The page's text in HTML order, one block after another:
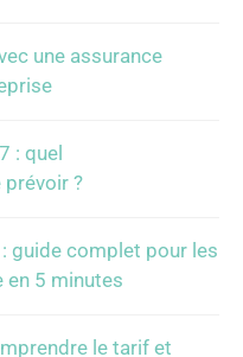
une assurance
: quel
?
guide complet pour les
5 minutes
le tarif et